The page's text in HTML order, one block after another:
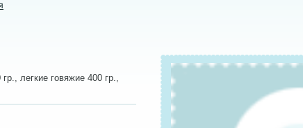
легкие говяжие 400 гр.,